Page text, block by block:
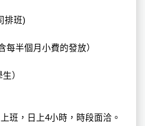
排班)
每半個月小費的發放）
）
班，日上4小時，時段面洽。